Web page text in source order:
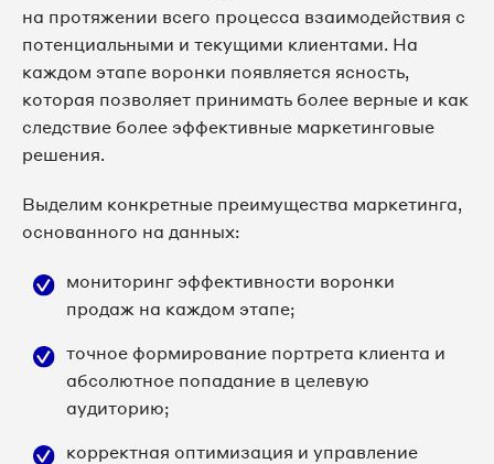
на протяжении всего процесса взаимодействия с
потенциальными и текущими клиентами. На
каждом этапе воронки появляется ясность,
которая позволяет принимать более верные и как
следствие более эффективные маркетинговые
решения.
Выделим конкретные преимущества маркетинга,
основанного на данных:
мониторинг эффективности воронки
продаж на каждом этапе;
точное формирование портрета клиента и
абсолютное попадание в целевую
аудиторию;
корректная оптимизация и управление